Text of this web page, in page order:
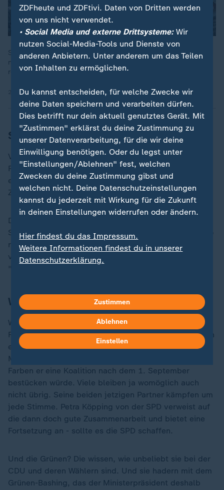
Sachsen steht vor der Landtagswahl 2024 - die CDU liegt laut
neuesten Umfragen vor der AfD, aber mit wem will sie
regieren?
20.08.2024 | 2:15 min
Schafft es die Linke in den Landtag?
Vermutlich stellt sich die Frage auch nicht. "Country
Roads - take me home, to the place I belong" schallt
es beim Linken-Wahlkampf über den Marktplatz von
Zwickau.
Die Linke gehöre in den Landtag, findet Susanne
Schaper. "Wir sind die einzigen, die einer Regierung so
richtig auf den Sack gehen würden", verspricht sie
vom Rednerpult. Doch bei vier Prozent könnte es mit
"take me home" knapp werden.
Wahlergebnis noch offen
Wenn also nicht die Linke, wer dann? "Du hast den
Farbfilm vergessen, mein Michael", trällerte in Bautzen
ein Alleinunterhalter im Vorfeld eines CDU-Auftritts.
Michael Kretschmer schweigt zur Frage, mit welchen
Farben er eine Koalition nach dem 1. September
bestücken würde. Viele bleiben ja womöglich auch
nicht übrig. Seine beiden jetzigen Partner kämpfen um
jede Stimme. Petra Köpping von der SPD verweist auf
die dann doch gute Zusammenarbeit und bietet eine
Fortsetzung an - sollte es die SPD schaffen.
Und die Grünen? Die wissen, wie unbeliebt sie bei der
CDU und deren Wählern sind. Und sie hadern mit dem
Grünen-Bashing, das der Ministerpräsident deshalb
ZDFheute und ZDFtivi. Daten von Dritten werden
von uns nicht verwendet.
• Social Media und externe Drittsysteme:Wir
nutzen Social-Media-Tools und Dienste von
anderen Anbietern. Unter anderem um das Teilen
von Inhalten zu ermöglichen.
Du kannst entscheiden, für welche Zwecke wir
deine Daten speichern und verarbeiten dürfen.
Dies betrifft nur dein aktuell genutztes Gerät. Mit
"Zustimmen" erklärst du deine Zustimmung zu
unserer Datenverarbeitung, für die wir deine
Einwilligung benötigen. Oder du legst unter
"Einstellungen/Ablehnen" fest, welchen
Zwecken du deine Zustimmung gibst und
welchen nicht. Deine Datenschutzeinstellungen
kannst du jederzeit mit Wirkung für die Zukunft
in deinen Einstellungen widerrufen oder ändern.
Hier findest du das Impressum.
Weitere Informationen findest du in unserer
Datenschutzerklärung.
Zustimmen
Ablehnen
Einstellen